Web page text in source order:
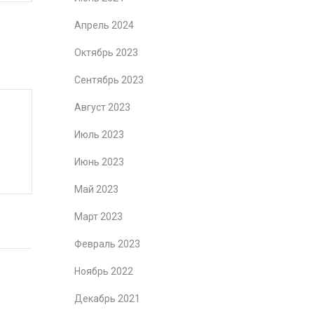
Апрель 2024
Октябрь 2023
Сентябрь 2023
Август 2023
Июль 2023
Июнь 2023
Май 2023
Март 2023
Февраль 2023
Ноябрь 2022
Декабрь 2021